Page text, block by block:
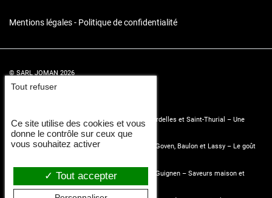
Mentions légales- Politique de confidentialité
© SARL JOMAN 2026
Conception et réalisation :
Restaurant et pizzeria à Bréal-sous-Montfort, Mordelles et Saint-Thurial – Une
cuisine maison à deux pas
Le Bistrot d’Angel, restaurant et pizzeria près de Goven, Baulon et Lassy – Le goût
Restaurant et pizzeria près de Guichen, Laillé et Guignen – Saveurs maison et
Ce site utilise des cookies et vous
donne le contrôle sur ceux que
vous souhaitez activer
Tout accepter
Tout refuser